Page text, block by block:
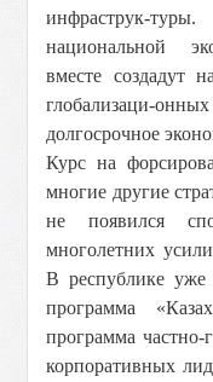
инфраструк-
национальной
вместе создадут
глобализаци-
долгосрочное
Курс на
многие другие
не появился
многолетних
В республике уже
программа
программа частно-
корпоративных